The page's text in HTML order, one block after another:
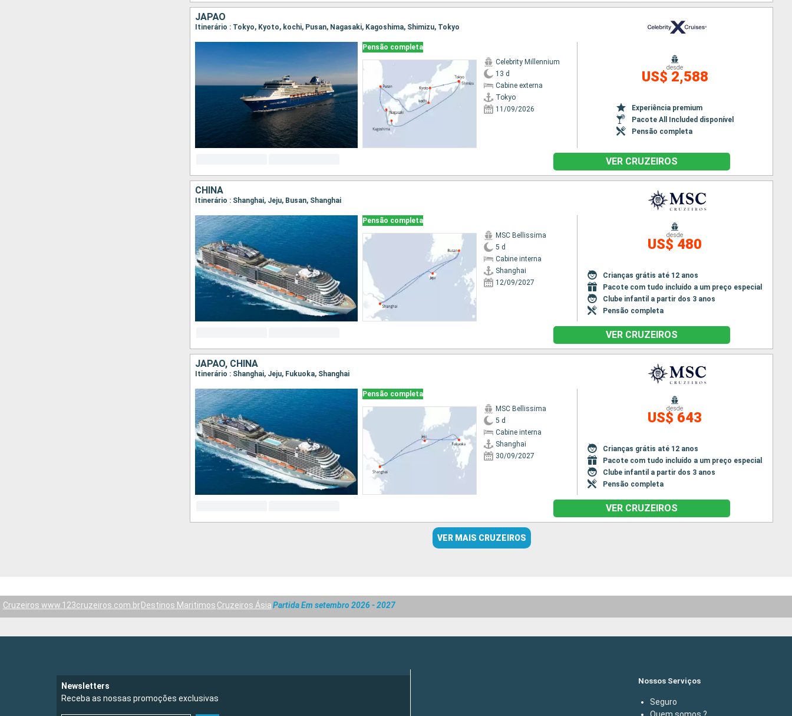
JAPÃO
Itinerário : Tokyo, Kyoto, kochi, Pusan, Nagasaki, Kagoshima, Shimizu, Tokyo
Pensão completa
Celebrity Millennium
13 d
Cabine externa
Tokyo
11/09/2026
desde
US$ 2,588
Experiência premium
Pacote All Included disponível
Pensão completa
VER CRUZEIROS
CHINA
Itinerário : Shanghai, Jeju, Busan, Shanghai
Pensão completa
MSC Bellissima
5 d
Cabine interna
Shanghai
12/09/2027
desde
US$ 480
Crianças grátis até 12 anos
Pacote com tudo incluído a um preço especial
Clube infantil a partir dos 3 anos
Pensão completa
VER CRUZEIROS
JAPÃO, CHINA
Itinerário : Shanghai, Jeju, Fukuoka, Shanghai
Pensão completa
MSC Bellissima
5 d
Cabine interna
Shanghai
30/09/2027
desde
US$ 643
Crianças grátis até 12 anos
Pacote com tudo incluído a um preço especial
Clube infantil a partir dos 3 anos
Pensão completa
VER CRUZEIROS
VER MAIS CRUZEIROS
Cruzeiros www.123cruzeiros.com.br Destinos Maritimos Cruzeiros ÁsiaPartida Em setembro 2026 - 2027
Newsletters
Receba as nossas promoções exclusivas
Nossos Serviços
Seguro